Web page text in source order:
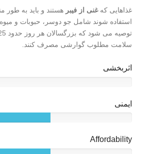
غذاهایی کهغنی از فیبر هستند و باید به طور
استفاده شوند شامل جو دوسر، حبوبات و
سلامت مطلوب گوارشی مصرف کنند.
اثربخشی
ایمنی
Affordability